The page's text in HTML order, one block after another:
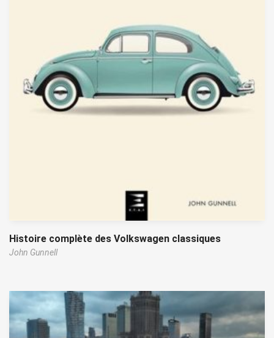
Histoire complète des Volkswagen classiques
John Gunnell